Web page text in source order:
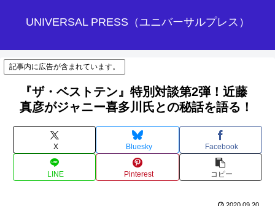
UNIVERSAL PRESS（ユニバーサルプレス）
記事内に広告が含まれています。
『ザ・ベストテン』特別対談第2弾！近藤
真彦がジャニー喜多川氏との秘話を語る！
X Bluesky Facebook
LINE Pinterest コピー